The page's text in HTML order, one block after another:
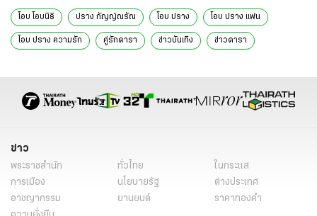
โอบ โอบนิธิ ปราง กัญญ์ณรัณ โอบ ปราง โอบ ปราง แฟน
โอบ ปราง ความรัก คู่รักดารา ข่าวบันเทิง ข่าวดารา
ข่าว
พระราชสำนัก ทั่วไทย
ในกระแส
การเมือง
นโยบายรัฐ
ต่างประเทศ
อาชญากรรม
ยานยนต์
ราคาทองคำ